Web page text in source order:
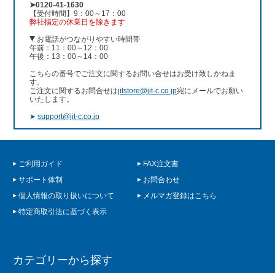
➤0120-41-1630
【受付時間】9：00～17：00
弊社指定の休業日を除きます
お電話がつながりやすい時間帯
午前：11：00～12：00
午後：13：00～14：00
こちらの番号でご注文に関するお問い合せはお受け致しかねま
す。
ご注文に関するお問合せはjitstore@jit-c.co.jp宛にメールでお願い
いたします。
➤support@jit-c.co.jp
ご利用ガイド
FAX注文書
サポート体制
お問合わせ
個人情報の取り扱いについて
メルマガ登録はこちら
特定商取引法に基づく表示
カテゴリーから探す